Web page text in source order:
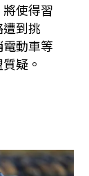
使得習
到挑
動車等
疑。